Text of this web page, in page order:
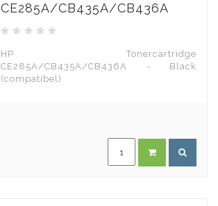
CE285A/CB435A/CB436A
HP Tonercartridge
CE285A/CB435A/CB436A - Black
(compatibel)